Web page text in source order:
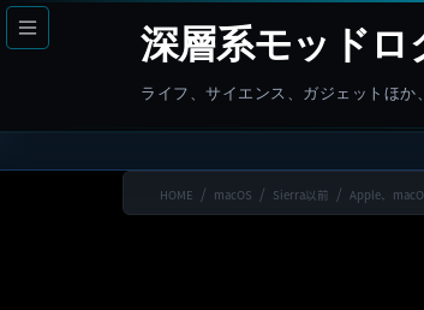
コ
ン
へ
ナ
ビ
ョ
深層系モッドロ
ライフ、サイエンス、ガジェットほ
HOME macOS Sierra以前 Apple、